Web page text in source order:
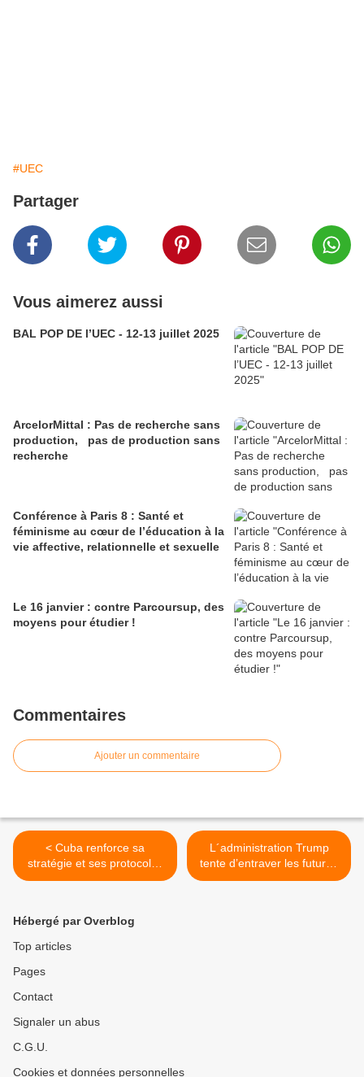
#UEC
Partager
Vous aimerez aussi
BAL POP DE l’UEC - 12-13 juillet 2025
ArcelorMittal : Pas de recherche sans
production, pas de production sans
recherche
Conférence à Paris 8 : Santé et
féminisme au cœur de l’éducation à la
vie affective, relationnelle et sexuelle
Le 16 janvier : contre Parcoursup, des
moyens pour étudier !
Commentaires
Ajouter un commentaire
< Cuba renforce sa
stratégie et ses protocoles
face à la Covid-19
L´administration Trump
tente d’entraver les futures
relations avec Cuba >
Hébergé par Overblog
Top articles
Pages
Contact
Signaler un abus
C.G.U.
Cookies et données personnelles